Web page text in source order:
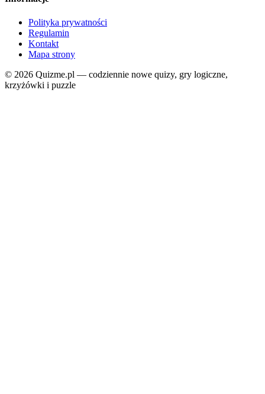
Polityka prywatności
Regulamin
Kontakt
Mapa strony
© 2026 Quizme.pl — codziennie nowe quizy, gry logiczne,
krzyżówki i puzzle